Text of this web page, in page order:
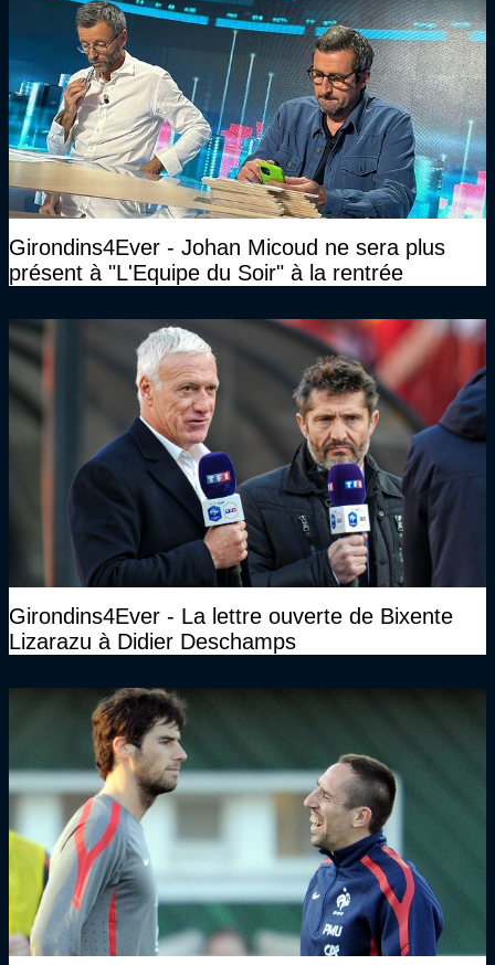
Girondins4Ever - Johan Micoud ne sera plus
présent à "L'Equipe du Soir" à la rentrée
Girondins4Ever - La lettre ouverte de Bixente
Lizarazu à Didier Deschamps